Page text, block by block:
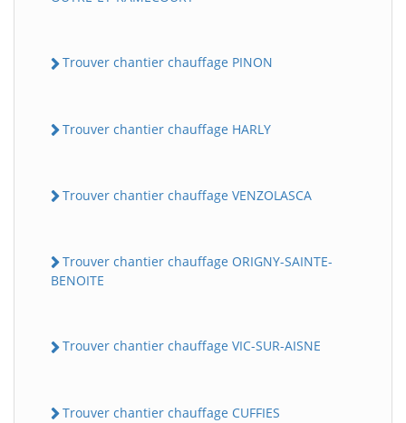
Trouver chantier chauffage PINON
Trouver chantier chauffage HARLY
Trouver chantier chauffage VENZOLASCA
Trouver chantier chauffage ORIGNY-SAINTE-
BENOITE
Trouver chantier chauffage VIC-SUR-AISNE
Trouver chantier chauffage CUFFIES